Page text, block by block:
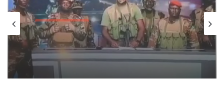
Internationale
7 décembre 2025
Tentative de coup d’État échouée au
Bénin